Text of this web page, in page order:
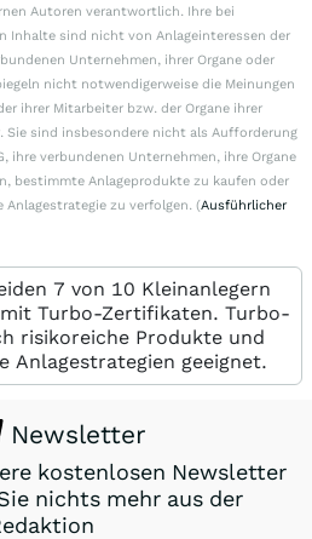
Autoren verantwortlich. Ihre bei
Inhalte sind nicht von Anlageinteressen der
Unternehmen, ihrer Organe oder
nicht notwendigerweise die Meinungen
ihrer Mitarbeiter bzw. der Organe ihrer
Sie sind insbesondere nicht als Aufforderung
ihre verbundenen Unternehmen, ihre Organe
bestimmte Anlageprodukte zu kaufen oder
zu verfolgen. (Ausführlicher
7 von 10 Kleinanlegern
Turbo-Zertifikaten. Turbo-
risikoreiche Produkte und
Anlagestrategien geeignet.
Newsletter
kostenlosen Newsletter
nichts mehr aus der